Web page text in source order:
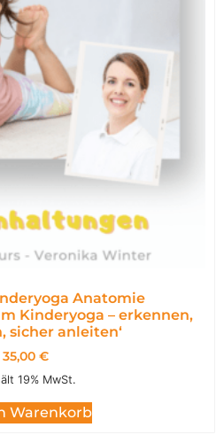
Anatomie
Kinderyoga – erkennen,
sicher anleiten‘
35,00 €
19% MwSt.
Warenkorb